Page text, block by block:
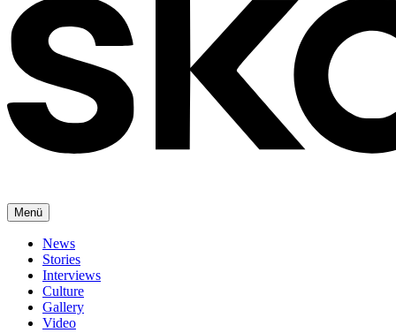
Menü
News
Stories
Interviews
Culture
Gallery
Video